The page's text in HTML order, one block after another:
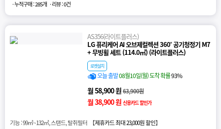
· 누적구매 : 285개 · 리뷰 : 0건
AS356(라이트플러스)
LG 퓨리케어 AI 오브제컬렉션 360˚ 공기청정기 M7
+ 무빙휠 세트 (114.0㎡) (라이트플러스)
로켓설치
오늘 출발08월10일(월) 도착 확률93%
월 58,900 원63,900원
월 38,900 원 신용카드 할인가
기능 : 99㎡~132㎡, 스탠드, 탈취필터 【제휴카드 최대 23,000원 할인】